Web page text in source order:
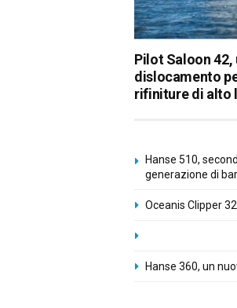
Pilot Saloon 42,
dislocamento
rifiniture di alto
Hanse 510,
generazione di
Oceanis Clipper
Hanse 360, un